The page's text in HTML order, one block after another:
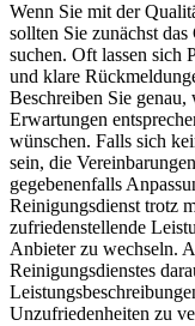
Wenn Sie mit der
sollten Sie zunächst
suchen. Oft lassen sich
und klare
Beschreiben Sie
Erwartungen
wünschen. Falls sich
sein, die
gegebenenfalls
Reinigungsdienst trotz
zufriedenstellende
Anbieter zu wechseln.
Reinigungsdienstes
Unzufriedenheiten zu